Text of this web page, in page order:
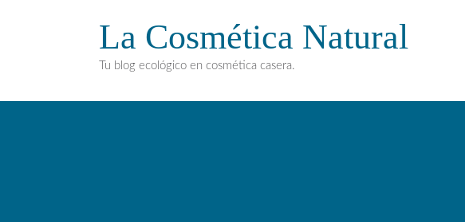
La Cosmética Natural
Tu blog ecológico en cosmética casera.